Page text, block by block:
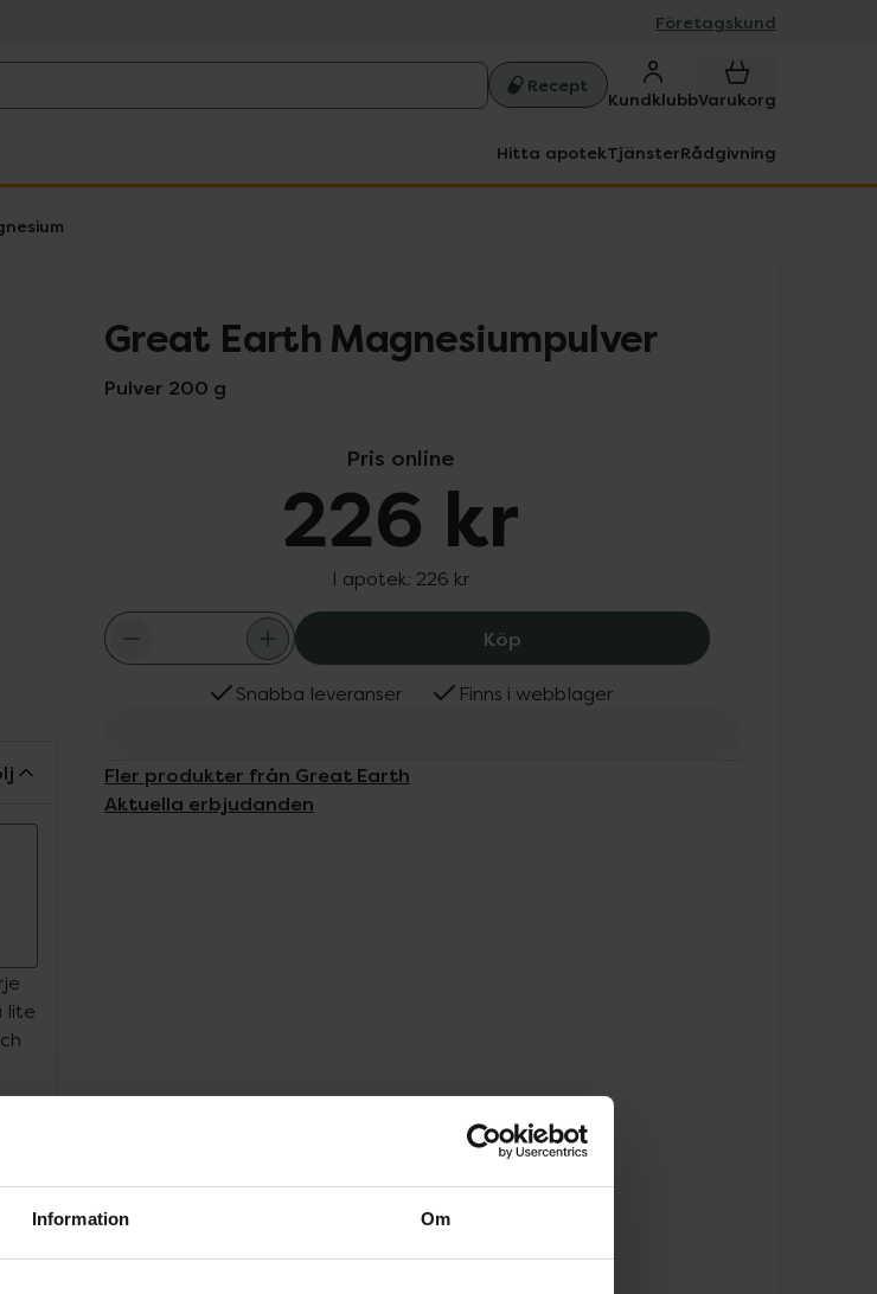
Information Om
Företagskund
Recept
KundklubbVarukorg
Hitta apotekTjänsterRådgivning
Great Earth Magnesiumpulver
Pulver 200 g
Pris online
226 kr
I apotek: 226 kr
Köp Great Earth Magnesiumpulver, 226
Snabba leveranser Finns i webblager
Fler produkter från Great Earth
Aktuella erbjudanden
lite